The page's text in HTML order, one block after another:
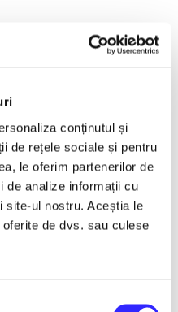
conținutul și
de rețele sociale și pentru
le oferim partenerilor de
de analize informații cu
site-ul nostru. Aceștia le
de dvs. sau culese